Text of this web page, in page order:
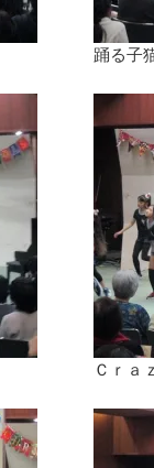
踊る子
Ｃｒ